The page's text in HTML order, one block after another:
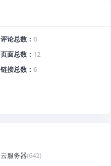
评论总数
0
页面总数
12
链接总数
6
云服务器(642)